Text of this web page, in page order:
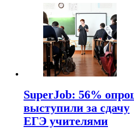
SuperJob: 56%
выступили за сдачу
ЕГЭ учителями